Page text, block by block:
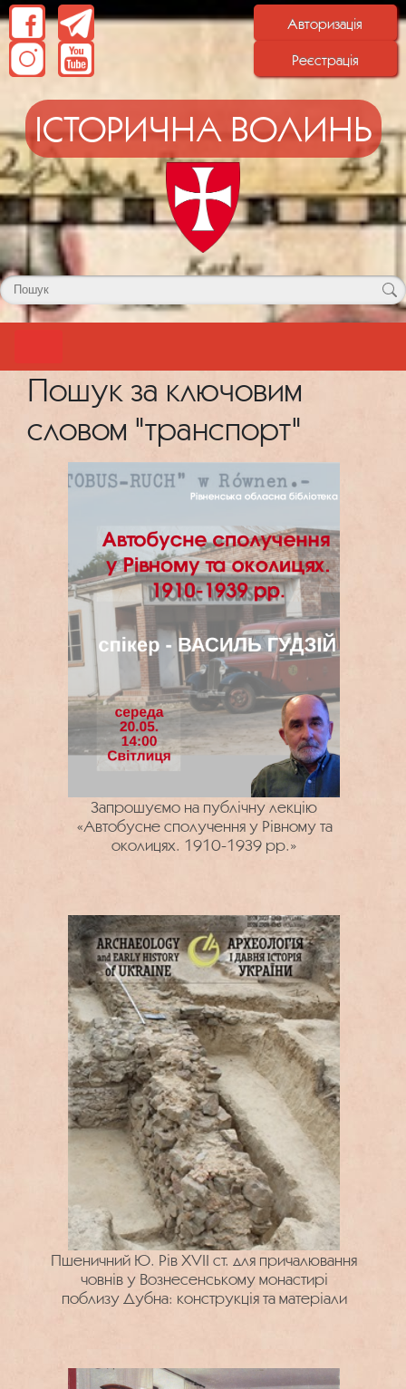
Авторизація
Реєстрація
ІСТОРИЧНА ВОЛИНЬ
Пошук за ключовим
словом "транспорт"
Запрошуємо на публічну лекцію
«Автобусне сполучення у Рівному та
околицях. 1910-1939 рр.»
Пшеничний Ю. Рів XVII ст. для причалювання
човнів у Вознесенському монастирі
поблизу Дубна: конструкція та матеріали